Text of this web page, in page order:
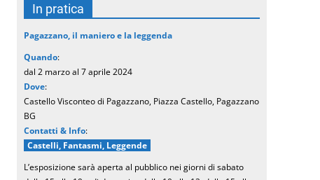
In pratica
Pagazzano, il maniero e la leggenda
Quando:
dal 2 marzo al 7 aprile 2024
Dove:
Castello Visconteo di Pagazzano, Piazza Castello, Pagazzano
BG
Contatti & Info:
Castelli, Fantasmi, Leggende
L’esposizione sarà aperta al pubblico nei giorni di sabato